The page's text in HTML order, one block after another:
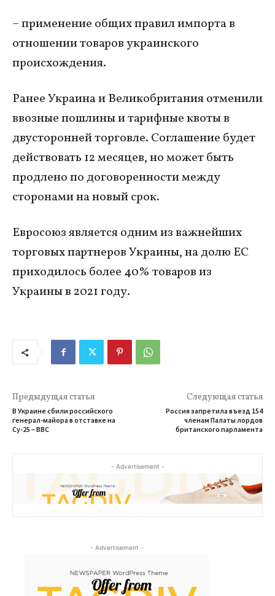
– применение общих правил импорта в
отношении товаров украинского
происхождения.
Ранее Украина и Великобритания отменили
ввозные пошлины и тарифные квоты в
двусторонней торговле. Соглашение будет
действовать 12 месяцев, но может быть
продлено по договоренности между
сторонами на новый срок.
Евросоюз является одним из важнейших
торговых партнеров Украины, на долю ЕС
приходилось более 40% товаров из
Украины в 2021 году.
Предыдущая статья
В Украине сбили российского
генерал-майора в отставке на
Су-25 – ВВС
Следующая статья
Россия запретила въезд 154
членам Палаты лордов
британского парламента
- Advertisement -
- Advertisement -